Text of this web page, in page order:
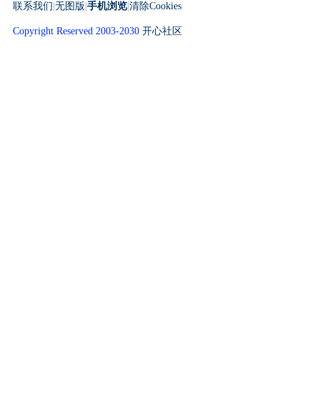
联系我们 无图版 手机浏览| 清除Cookies
Copyright Reserved 2003-2030 开心社区